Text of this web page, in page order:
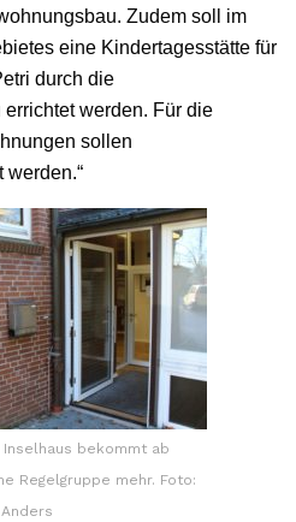
Zudem soll im
eine Kindertagesstätte für
durch die
werden. Für die
sollen
werden.“
bekommt ab
Regelgruppe mehr. Foto:
Anders